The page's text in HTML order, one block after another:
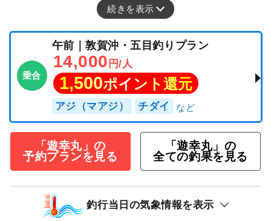
続きを表示
乗合
午前｜敦賀沖・五目釣りプラン
14,000 円/人
1,500ポイント還元
アジ（マアジ） チダイ
「遊幸丸」の
予約プランを見る
「遊幸丸」の
全ての釣果を見る
釣行当日の気象情報を表示